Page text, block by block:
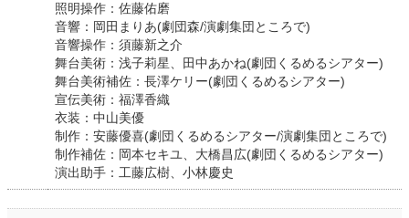
照明操作：佐藤佑磨
音響：岡田まりあ(劇団森/演劇集団ところで)
音響操作：須藤新之介
舞台美術：浅子莉星、田中あかね(劇団くるめるシアター)
舞台美術補佐：長澤ケリー(劇団くるめるシアター)
宣伝美術：福澤香織
衣装：中山美優
制作：安藤優喜(劇団くるめるシアター/演劇集団ところで)
制作補佐：岡本セキユ、大橋昌広(劇団くるめるシアター)
演出助手：工藤広樹、小林慶史